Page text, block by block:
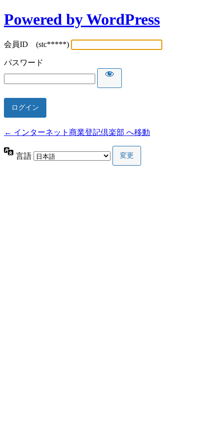
Powered by WordPress
会員ID (stc*****)
パスワード
← インターネット商業登記倶楽部 へ移動
言語